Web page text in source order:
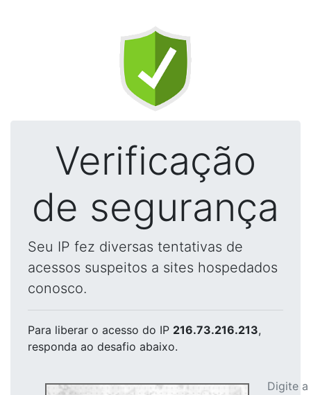
Verificação
de segurança
Seu IP fez diversas tentativas de
acessos suspeitos a sites hospedados
conosco.
Para liberar o acesso do IP 216.73.216.213,
responda ao desafio abaixo.
Digite